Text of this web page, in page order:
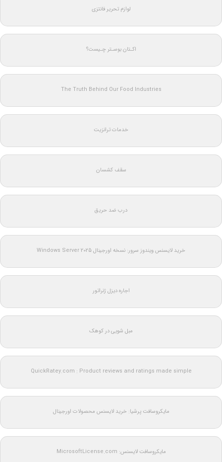
لوازم تحریر فانتزی
اکـتان بوسـتر چـیست؟
The Truth Behind Our Food Industries
خدمات ترانزیت
سقف کشسان
درب ضد حریق
خرید لایسنس ویندوز سرور: نسخه اورجینال Windows Server 2025
اجاره دیزل ژنراتور
مبل شویی در کوهک
QuickRatey.com : Product reviews and ratings made simple
مایکروسافت پرشیا: خرید لایسنس محصولات اورجینال
مایکروسافت لایسنس: MicrosoftLicense.com